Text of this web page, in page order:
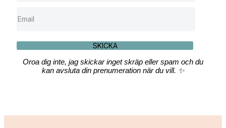
SKICKA
Oroa dig inte, jag skickar inget skräp eller spam och du
kan avsluta din prenumeration när du vill. ✨